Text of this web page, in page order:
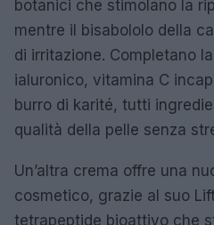
botanici che stimolano la
mentre il bisabololo della
di irritazione. Completano
ialuronico, vitamina C
burro di karité, tutti
qualità della pelle senza
Un’altra crema offre una
cosmetico, grazie al suo
tetrapeptide bioattivo che